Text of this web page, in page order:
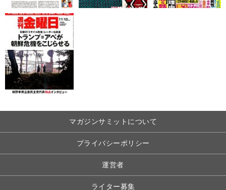
マガジンサミットについて
プライバシーポリシー
運営者
ライター募集